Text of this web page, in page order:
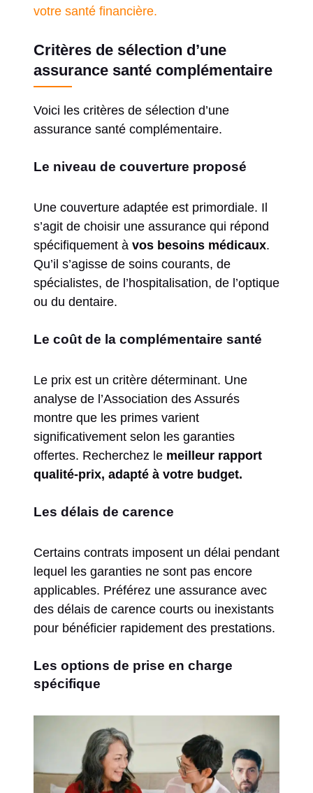
votre santé financière.
Critères de sélection d’une
assurance santé complémentaire
Voici les critères de sélection d’une
assurance santé complémentaire.
Le niveau de couverture proposé
Une couverture adaptée est primordiale. Il
s’agit de choisir une assurance qui répond
spécifiquement à vos besoins médicaux.
Qu’il s’agisse de soins courants, de
spécialistes, de l’hospitalisation, de l’optique
ou du dentaire.
Le coût de la complémentaire santé
Le prix est un critère déterminant. Une
analyse de l’Association des Assurés
montre que les primes varient
significativement selon les garanties
offertes. Recherchez le meilleur rapport
qualité-prix, adapté à votre budget.
Les délais de carence
Certains contrats imposent un délai pendant
lequel les garanties ne sont pas encore
applicables. Préférez une assurance avec
des délais de carence courts ou inexistants
pour bénéficier rapidement des prestations.
Les options de prise en charge
spécifique